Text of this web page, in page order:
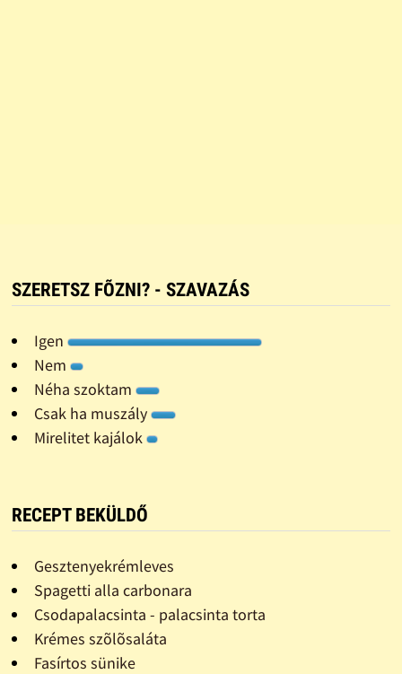
SZERETSZ FÕZNI? - SZAVAZÁS
Igen
Nem
Néha szoktam
Csak ha muszály
Mirelitet kajálok
RECEPT BEKÜLDŐ
Gesztenyekrémleves
Spagetti alla carbonara
Csodapalacsinta - palacsinta torta
Krémes szõlõsaláta
Fasírtos sünike